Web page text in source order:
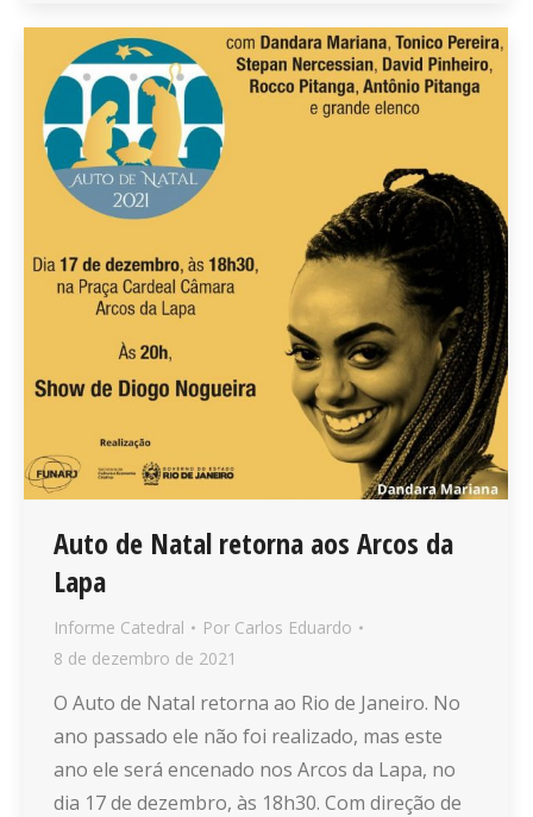
Auto de Natal retorna aos Arcos da
Lapa
Informe Catedral Por Carlos Eduardo
8 de dezembro de 2021
O Auto de Natal retorna ao Rio de Janeiro. No
ano passado ele não foi realizado, mas este
ano ele será encenado nos Arcos da Lapa, no
dia 17 de dezembro, às 18h30. Com direção de